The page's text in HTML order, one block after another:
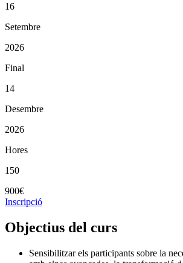
16
Setembre
2026
Final
14
Desembre
2026
Hores
150
900€
Inscripció
Objectius del curs
Sensibilitzar els participants sobre la